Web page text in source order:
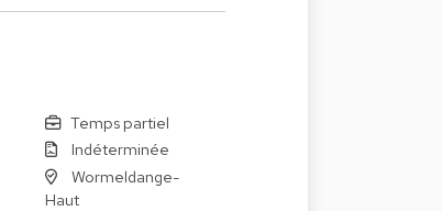
Temps partiel
Indéterminée
Wormeldange-
Haut